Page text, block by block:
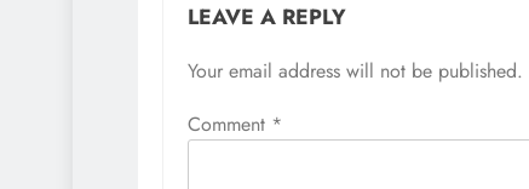
LEAVE A REPLY
Your email address will not be published.
Comment *